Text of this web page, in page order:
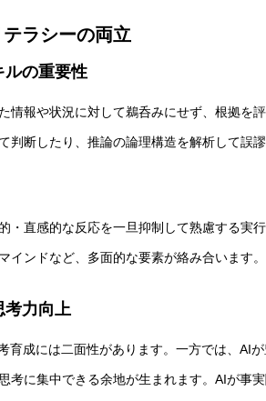
ラシーの両立
ルの重要性
情報や状況に対して鵜呑みにせず、根拠を
判断したり、推論の論理構造を解析して誤
・直感的な反応を一旦抑制して熟慮する実
インドなど、多面的な要素が絡み合います。
考力向上
育成には二面性があります。一方では、AI
考に集中できる余地が生まれます。AIが事